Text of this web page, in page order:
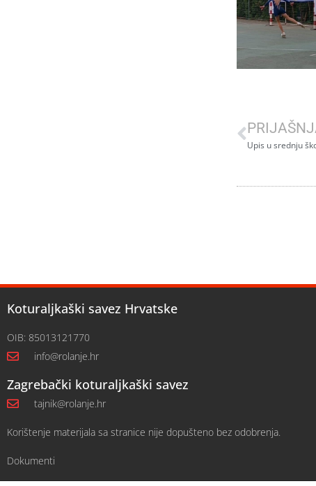
Upis u srednju
Koturaljkaški savez Hrvatske
OIB: 85013121770
info@rolanje.hr
Zagrebački koturaljkaški savez
tajnik@rolanje.hr
Korištenje materijala sa stranice nije dopušteno bez odobrenja.
Dokumenti